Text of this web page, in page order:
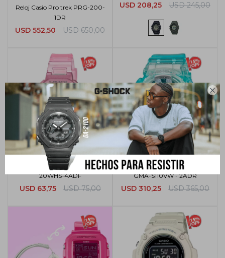

Reloj Casio Pro trek PRG-200-
1DR
USD 552,50 USD 650,00
USD 208,25 USD 245,00
Reloj Casio para mujer LA-
20WHS-4ADF
USD 63,75 USD 75,00
Reloj G-Shock Casio para mujer
GMA-S110VW - 2ADR
USD 310,25 USD 365,00